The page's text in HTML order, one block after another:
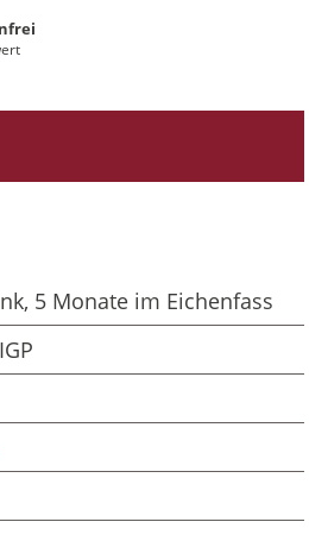
5 Monate im Eichenfass